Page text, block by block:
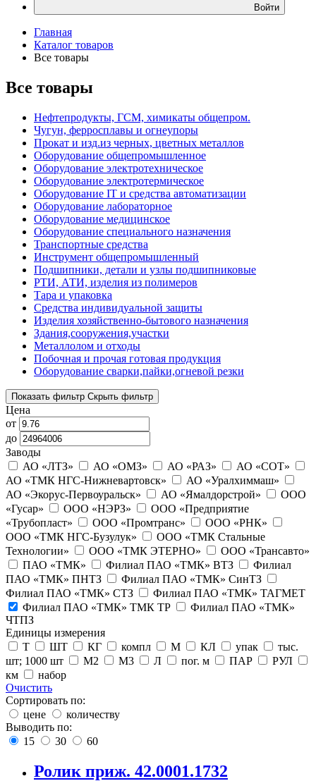
Войти
Главная
Каталог товаров
Все товары
Все товары
Нефтепродукты, ГСМ, химикаты общепром.
Чугун, ферросплавы и огнеупоры
Прокат и изд.из черных, цветных металлов
Оборудование общепромышленное
Оборудование электротехническое
Оборудование электротермическое
Оборудование IT и средства автоматизации
Оборудование лабораторное
Оборудование медицинское
Оборудование специального назначения
Транспортные средства
Инструмент общепромышленный
Подшипники, детали и узлы подшипниковые
РТИ, АТИ, изделия из полимеров
Тара и упаковка
Средства индивидуальной защиты
Изделия хозяйственно-бытового назначения
Здания,сооружения,участки
Металлолом и отходы
Побочная и прочая готовая продукция
Оборудование сварки,пайки,огневой резки
Показать фильтр Скрыть фильтр
Цена
от
до
Заводы
АО «ЛТЗ»
АО «ОМЗ» АО «РАЗ»
АО «СОТ»
АО «ТМК НГС-Нижневартовск»
АО «Уралхиммаш»
АО «Экорус-Первоуральск»
АО «Ямалдорстрой»
ООО
«Гусар»
ООО «НЭРЗ»
ООО «Предприятие
«Трубопласт»
ООО «Промтранс»
ООО «РНК»
ООО «ТМК НГС-Бузулук»
ООО «ТМК Стальные
Технологии»
ООО «ТМК ЭТЕРНО»
ООО «Трансавто»
ПАО «ТМК»
Филиал ПАО «ТМК» ВТЗ
Филиал
ПАО «ТМК» ПНТЗ
Филиал ПАО «ТМК» СинТЗ
Филиал ПАО «ТМК» СТЗ
Филиал ПАО «ТМК» ТАГМЕТ
Филиал ПАО «ТМК» ТМК ТР
Филиал ПАО «ТМК»
ЧТПЗ
Единицы измерения
Т
ШТ КГ компл М КЛ упак
тыс.
шт; 1000 шт
М2 М3 Л пог. м ПАР
РУЛ
км
набор
Очистить
Сортировать по:
цене
количеству
Выводить по:
15
30 60
Ролик приж. 42.0001.1732